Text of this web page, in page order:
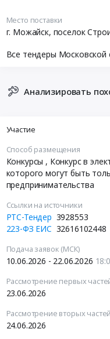
Место поставки
г. Можайск, поселок
Все тендеры Московской
Анализировать
Участие
Способ размещения
Конкурсы , Конкурс в
которого могут быть
предпринимательства
Ссылки на источники
РТС-Тендер 3928553
223-ФЗ ЕИС 32616102448
Подача заявок (МСК)
10.06.2026 - 22.06.2026
Рассмотрение первых
23.06.2026
Рассмотрение вторых
24.06.2026